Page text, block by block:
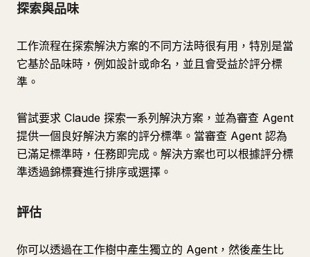
探索與品味
工作流程在探索解決方案的不同方法時很有用，特別是當
它基於品味時，例如設計或命名，並且會受益於評分標
準。
嘗試要求 Claude 探索一系列解決方案，並為審查 Agent
提供一個良好解決方案的評分標準。當審查 Agent 認為
已滿足標準時，任務即完成。解決方案也可以根據評分標
準透過錦標賽進行排序或選擇。
評估
你可以透過在工作樹中產生獨立的 Agent，然後產生比